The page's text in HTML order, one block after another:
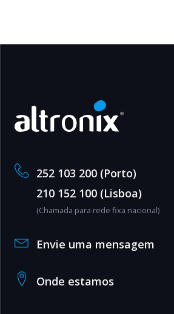
252 103 200 (Porto)
210 152 100 (Lisboa)
(Chamada para rede fixa nacional)
Envie uma mensagem
Onde estamos